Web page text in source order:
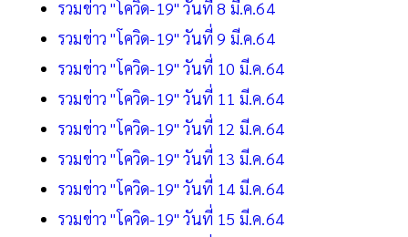
รวมข่าว "โควิด-19" วันที่ 8 มี.ค.64
รวมข่าว "โควิด-19" วันที่ 9 มี.ค.64
รวมข่าว "โควิด-19" วันที่ 10 มี.ค.64
รวมข่าว "โควิด-19" วันที่ 11 มี.ค.64
รวมข่าว "โควิด-19" วันที่ 12 มี.ค.64
รวมข่าว "โควิด-19" วันที่ 13 มี.ค.64
รวมข่าว "โควิด-19" วันที่ 14 มี.ค.64
รวมข่าว "โควิด-19" วันที่ 15 มี.ค.64